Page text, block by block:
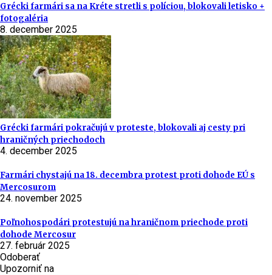
Grécki farmári sa na Kréte stretli s políciou, blokovali letisko +
fotogaléria
8. december 2025
Grécki farmári pokračujú v proteste, blokovali aj cesty pri
hraničných priechodoch
4. december 2025
Farmári chystajú na 18. decembra protest proti dohode EÚ s
Mercosurom
24. november 2025
Poľnohospodári protestujú na hraničnom priechode proti
dohode Mercosur
27. február 2025
Odoberať
Upozorniť na